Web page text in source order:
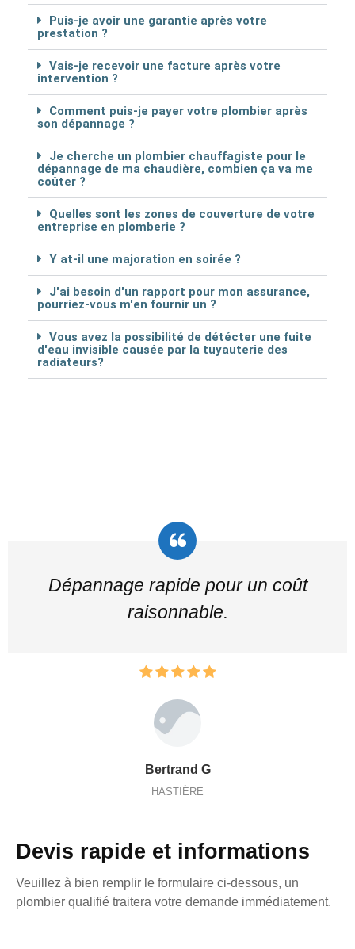
Puis-je avoir une garantie après votre
prestation ?
Vais-je recevoir une facture après votre
intervention ?
Comment puis-je payer votre plombier après
son dépannage ?
Je cherche un plombier chauffagiste pour le
dépannage de ma chaudière, combien ça va me
coûter ?
Quelles sont les zones de couverture de votre
entreprise en plomberie ?
Y at-il une majoration en soirée ?
J'ai besoin d'un rapport pour mon assurance,
pourriez-vous m'en fournir un ?
Vous avez la possibilité de détécter une fuite
d'eau invisible causée par la tuyauterie des
radiateurs?
Dépannage rapide pour un coût
raisonnable.
Bertrand G
HASTIÈRE
Devis rapide et informations
Veuillez à bien remplir le formulaire ci-dessous, un
plombier qualifié traitera votre demande immédiatement.